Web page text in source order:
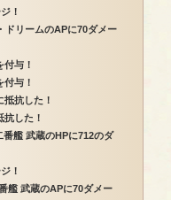
！
ドリームのAPに70ダメー
与！
与！
抗した！
した！
艦 武蔵のHPに712のダ
！
艦 武蔵のAPに70ダメー